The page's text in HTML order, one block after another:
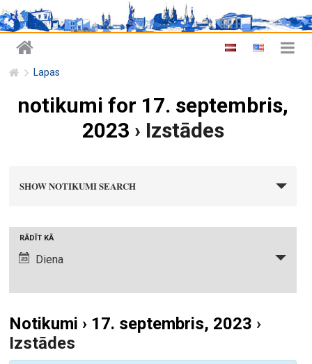
Lapas
notikumi for 17. septembris,
2023 › Izstādes
i
S
e
SHOW NOTIKUMI SEARCH
i
u
m
RĀDĪT KĀ
Diena
Notikumi › 17. septembris, 2023 ›
Izstādes